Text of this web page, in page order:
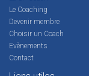
Le Coaching
Devenir membre
Choisir un Coach
Evènements
Contact